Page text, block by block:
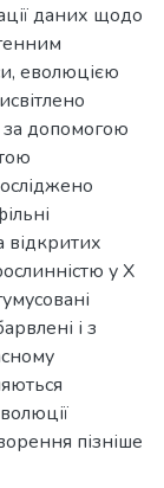
даних щодо
еволюцією
за допомогою
відкритих
у Х
і з
пізніше